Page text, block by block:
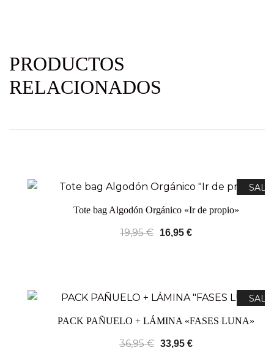
PRODUCTOS
RELACIONADOS
SALE
Tote bag Algodón Orgánico «Ir de propio»
19,95€ 16,95 €
SALE
PACK PAÑUELO + LÁMINA «FASES LUNA»
36,95€ 33,95 €